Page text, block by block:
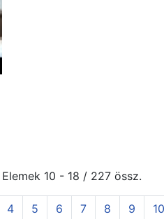
Elemek 10 - 18 / 227 össz.
4 5 6 7 8 9 10